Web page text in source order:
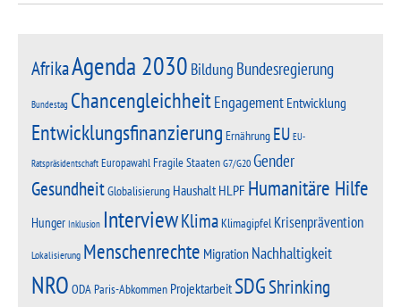
AfrikaAgenda 2030 Bildung Bundesregierung
Bundestag ChancengleichheitEngagement Entwicklung
Entwicklungsfinanzierung Ernährung EU EU-
Ratspräsidentschaft EuropawahlFragile StaatenG7/G20Gender
GesundheitGlobalisierung HaushaltHLPF Humanitäre Hilfe
Hunger Inklusion InterviewKlimaKlimagipfel Krisenprävention
Lokalisierung Menschenrechte Migration Nachhaltigkeit
NRO ODAParis-Abkommen ProjektarbeitSDGShrinking